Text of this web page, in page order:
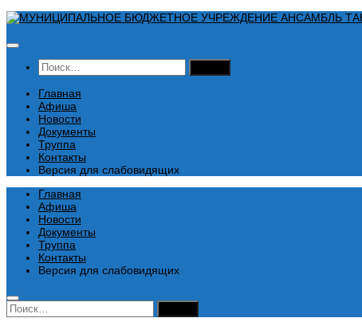
Перейти
содержимому
Найти:
Главная
Афиша
Новости
Документы
Труппа
Контакты
Версия для слабовидящих
Главная
Афиша
Новости
Документы
Труппа
Контакты
Версия для слабовидящих
Найти: